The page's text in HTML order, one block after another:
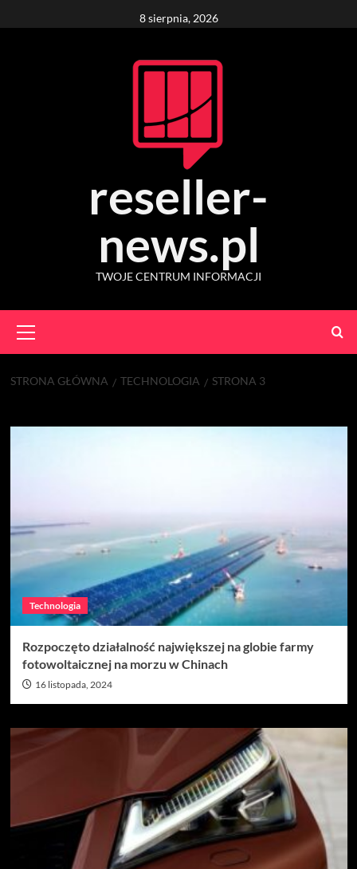
to
8 sierpnia, 2026
reseller-
news.pl
TWOJE CENTRUM INFORMACJI
Menu
STRONA GŁÓWNA TECHNOLOGIA STRONA 3
Technologia
Rozpoczęto działalność największej na globie farmy
fotowoltaicznej na morzu w Chinach
16 listopada, 2024